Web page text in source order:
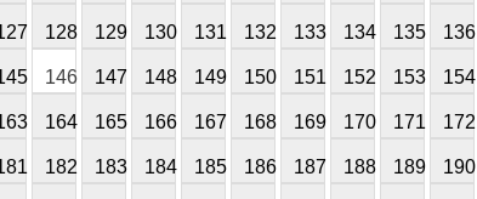
128 129 130 131 132 133 134 135 136
146 147 148 149 150 151 152 153 154
164 165 166 167 168 169 170 171 172
182 183 184 185 186 187 188 189 190